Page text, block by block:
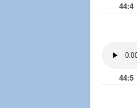
44:4
44:5